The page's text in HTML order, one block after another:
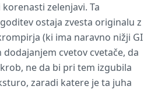
zelenjavi. Ta
ostaja zvesta originalu z
(ki ima naravno nižji GI
cvetov cvetače, da
ne da bi pri tem izgubila
zaradi katere je ta juha